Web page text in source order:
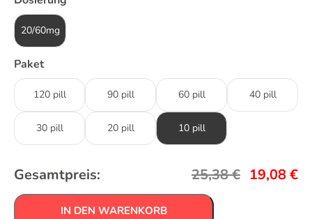
20/60mg
Paket
120 pill 90 pill 60 pill 40 pill
30 pill 20 pill 10 pill
Gesamtpreis: 25,38€ 19,08€
IN DEN WARENKORB